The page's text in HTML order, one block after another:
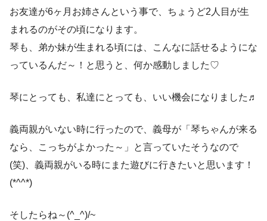
お友達が6ヶ月お姉さんという事で、ちょうど2人目が生
まれるのがその頃になります。
琴も、弟か妹が生まれる頃には、こんなに話せるようにな
っているんだ～！と思うと、何か感動しました♡
琴にとっても、私達にとっても、いい機会になりました♬
義両親がいない時に行ったので、義母が「琴ちゃんが来る
なら、こっちがよかった～」と言っていたそうなので
(笑)、義両親がいる時にまた遊びに行きたいと思います！
(*^^*)
そしたらね～(^_^)/~